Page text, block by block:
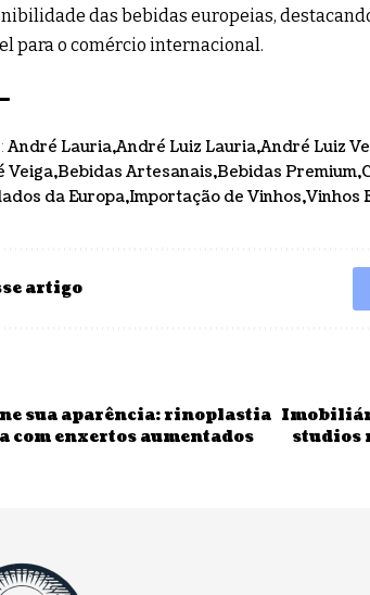
das bebidas europeias,
para o comércio internacional.
André Lauria André Luiz Lauria André Luiz
Veiga Bebidas Artesanais Bebidas Premium
da Europa Importação de Vinhos Vinhos
artigo
sua aparência: rinoplastia
com enxertos aumentados
studios